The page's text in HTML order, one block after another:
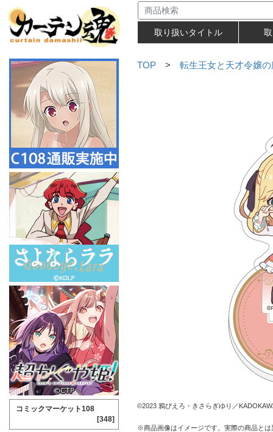
取り扱いタイトル
TOP > 転生王女と天才令嬢
©2023 鴉ぴえろ・きさらぎゆり／
※商品画像はイメージです。実際の商品と
コミックマーケット108
[348]